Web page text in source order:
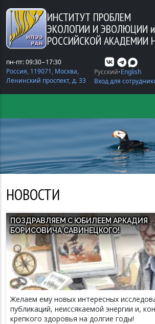
Перейти к основному содержанию
ИНСТИТУТ ПРОБЛЕМ
ЭКОЛОГИИ И ЭВОЛЮЦИИ
РОССИЙСКОЙ АКАДЕМИИ
пн-пт: 09:30−17:30
Россия, 119071, Москва,
Ленинский проспект, д. 33
Русский English
Вход для
НОВОСТИ
ПОЗДРАВЛЯЕМ С ЮБИЛЕЕМ АРКАДИЯ
БОРИСОВИЧА САВИНЕЦКОГО!
Желаем ему новых интересных
публикаций, неиссякаемой энергии и,
крепкого здоровья на долгие годы!